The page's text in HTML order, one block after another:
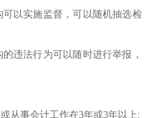
以实施监督，可以随机抽选检
违法行为可以随时进行举报，
从事会计工作在3年或3年以上;